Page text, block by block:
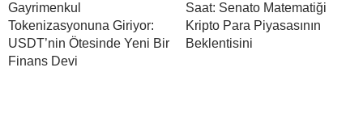
Gayrimenkul
Tokenizasyonuna Giriyor:
USDT’nin Ötesinde Yeni Bir
Finans Devi
Saat: Senato Matematiği
Kripto Para Piyasasının
Beklentisini